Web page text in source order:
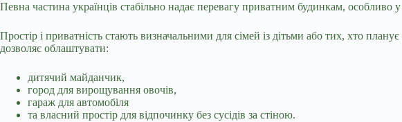
Певна частина українців стабільно надає перевагу приватним будинкам,
Простір і приватність стають визначальними для сімей із дітьми або тих, хто
дозволяє облаштувати:
дитячий майданчик,
город для вирощування овочів,
гараж для автомобіля
та власний простір для відпочинку без сусідів за стіною.